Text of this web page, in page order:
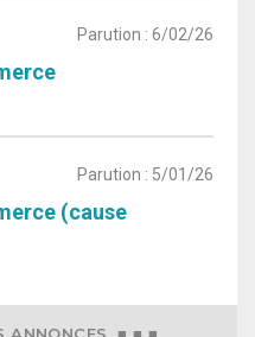
Parution : 6/02/26
Parution : 5/01/26
(cause